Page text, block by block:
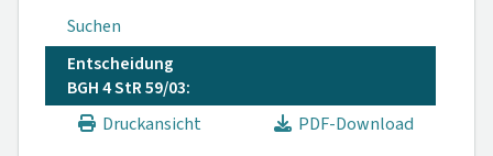
Suchen
Entscheidung
BGH 4 StR 59/03:
Druckansicht
PDF-Download